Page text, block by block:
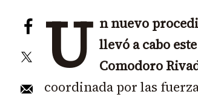
U n nuevo
llevó a cabo
Comodoro
coordinada por las